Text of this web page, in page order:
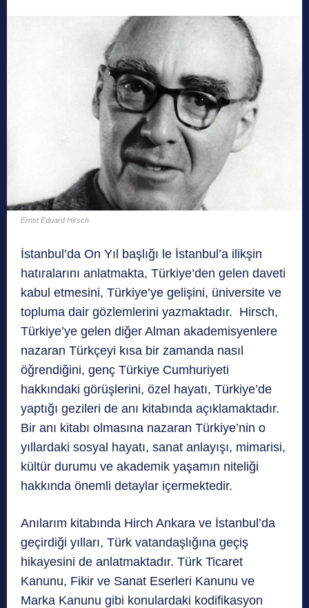
Ernst Eduard Hirsch
İstanbul’da On Yıl başlığı le İstanbul’a ilikşin
hatıralarını anlatmakta, Türkiye’den gelen daveti
kabul etmesini, Türkiye’ye gelişini, üniversite ve
topluma dair gözlemlerini yazmaktadır. Hirsch,
Türkiye’ye gelen diğer Alman akademisyenlere
nazaran Türkçeyi kısa bir zamanda nasıl
öğrendiğini, genç Türkiye Cumhuriyeti
hakkındaki görüşlerini, özel hayatı, Türkiye’de
yaptığı gezileri de anı kitabında açıklamaktadır.
Bir anı kitabı olmasına nazaran Türkiye’nin o
yıllardaki sosyal hayatı, sanat anlayışı, mimarisi,
kültür durumu ve akademik yaşamın niteliği
hakkında önemli detaylar içermektedir.
Anılarım kitabında Hirch Ankara ve İstanbul’da
geçirdiği yılları, Türk vatandaşlığına geçiş
hikayesini de anlatmaktadır. Türk Ticaret
Kanunu, Fikir ve Sanat Eserleri Kanunu ve
Marka Kanunu gibi konulardaki kodifikasyon